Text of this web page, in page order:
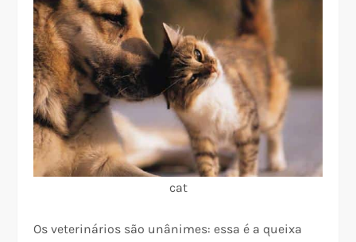
cat
Os veterinários são unânimes: essa é a queixa